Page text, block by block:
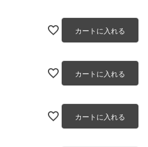
カートに入れる
カートに入れる
カートに入れる